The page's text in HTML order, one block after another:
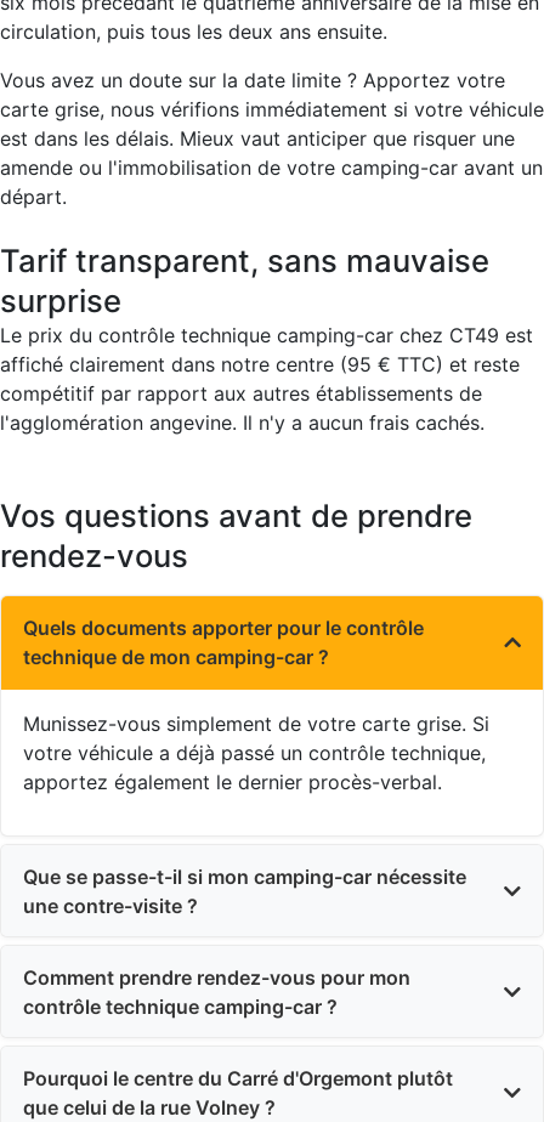
circulation, puis tous les deux ans ensuite.
Vous avez un doute sur la date limite ? Apportez votre
carte grise, nous vérifions immédiatement si votre véhicule
est dans les délais. Mieux vaut anticiper que risquer une
amende ou l'immobilisation de votre camping-car avant un
départ.
Tarif transparent, sans mauvaise
surprise
Le prix du contrôle technique camping-car chez CT49 est
affiché clairement dans notre centre (95 € TTC) et reste
compétitif par rapport aux autres établissements de
l'agglomération angevine. Il n'y a aucun frais cachés.
Vos questions avant de prendre
rendez-vous
Quels documents apporter pour le contrôle
technique de mon camping-car ?
Munissez-vous simplement de votre carte grise. Si
votre véhicule a déjà passé un contrôle technique,
apportez également le dernier procès-verbal.
Que se passe-t-il si mon camping-car nécessite
une contre-visite ?
Comment prendre rendez-vous pour mon
contrôle technique camping-car ?
Pourquoi le centre du Carré d'Orgemont plutôt
que celui de la rue Volney ?